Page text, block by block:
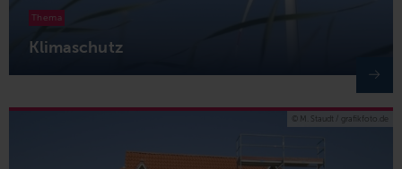
Klimaschutz
Thema
© M. Staudt / grafikfoto.de